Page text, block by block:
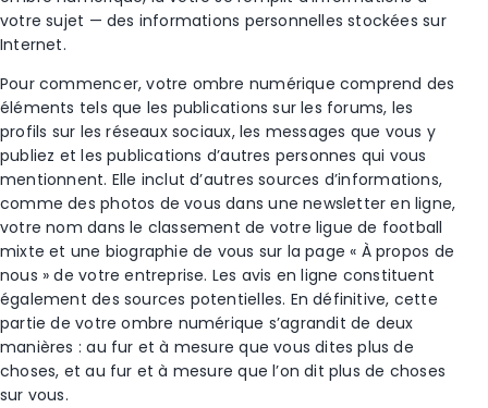
votre sujet — des informations personnelles stockées sur
Internet.
Pour commencer, votre ombre numérique comprend des
éléments tels que les publications sur les forums, les
profils sur les réseaux sociaux, les messages que vous y
publiez et les publications d’autres personnes qui vous
mentionnent. Elle inclut d’autres sources d’informations,
comme des photos de vous dans une newsletter en ligne,
votre nom dans le classement de votre ligue de football
mixte et une biographie de vous sur la page « À propos de
nous » de votre entreprise. Les avis en ligne constituent
également des sources potentielles. En définitive, cette
partie de votre ombre numérique s’agrandit de deux
manières : au fur et à mesure que vous dites plus de
choses, et au fur et à mesure que l’on dit plus de choses
sur vous.